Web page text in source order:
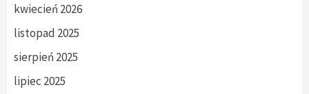
kwiecień 2026
listopad 2025
sierpień 2025
lipiec 2025